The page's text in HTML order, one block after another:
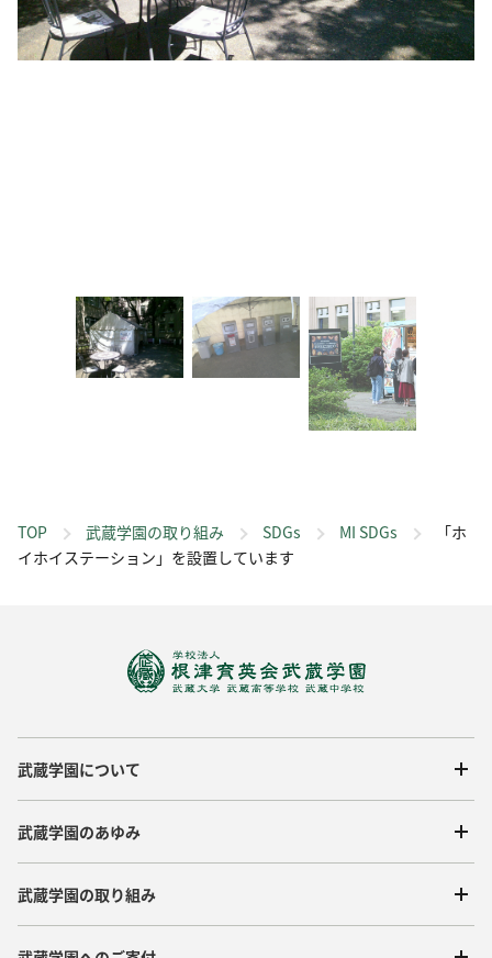
TOP 武蔵学園の取り組み SDGs MI SDGs
「ホ
イホイステーション」を設置しています
武蔵学園について
武蔵学園のあゆみ
武蔵学園の取り組み